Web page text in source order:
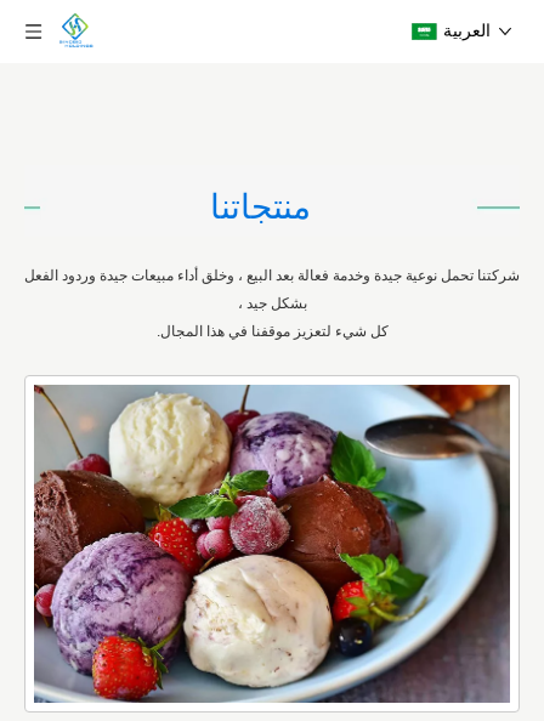
العربية
منتجاتنا
شركتنا تحمل نوعية جيدة وخدمة فعالة بعد البيع ، وخلق أداء مبيعات جيدة وردود الفعل
بشكل جيد ،
كل شيء لتعزيز موقفنا في هذا المجال.